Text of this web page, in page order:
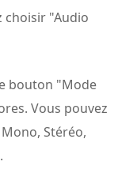
choisir "Audio
bouton "Mode
Vous pouvez
Stéréo,